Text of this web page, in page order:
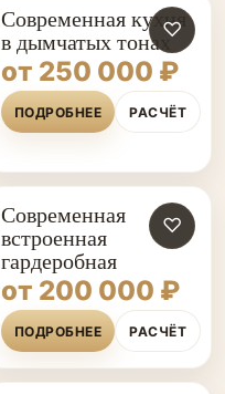
♡
Современная кухня
в дымчатых тонах
от 250 000 ₽
ПОДРОБНЕЕ РАСЧЁТ
♡
Современная
встроенная
гардеробная
от 200 000 ₽
ПОДРОБНЕЕ РАСЧЁТ